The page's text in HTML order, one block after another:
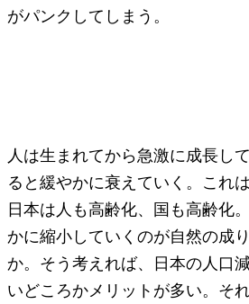
がパンクしてしまう。
人は生まれてから急激に成長し
ると緩やかに衰えていく。これ
日本は人も高齢化、国も高齢化
かに縮小していくのが自然の成
か。そう考えれば、日本の人口
いどころかメリットが多い。そ